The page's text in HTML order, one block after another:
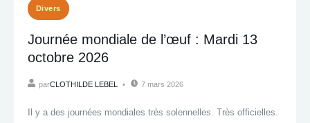
Divers
Journée mondiale de l’œuf : Mardi 13
octobre 2026
parCLOTHILDE LEBEL 7 mars 2026
Il y a des journées mondiales très solennelles. Très officielles.